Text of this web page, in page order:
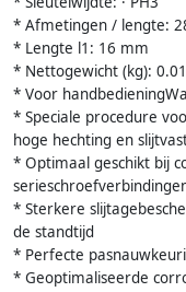
* Afmetingen / lengte:
* Lengte l1: 16 mm
* Nettogewicht (kg):
* Voor
* Speciale procedure
hoge hechting en
* Optimaal geschikt bij
* Sterkere
de standtijd
* Perfecte
* Geoptimaliseerde